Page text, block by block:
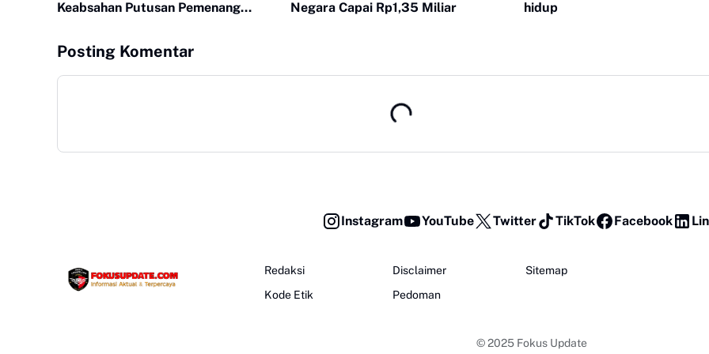
Keabsahan Putusan Pemenang
Negara Capai Rp1,35 Miliar
hidup
Posting Komentar
Instagram YouTube Twitter TikTok Facebook
Redaksi
Kode Etik
Disclaimer
Pedoman
Sitemap
© 2025 Fokus Update